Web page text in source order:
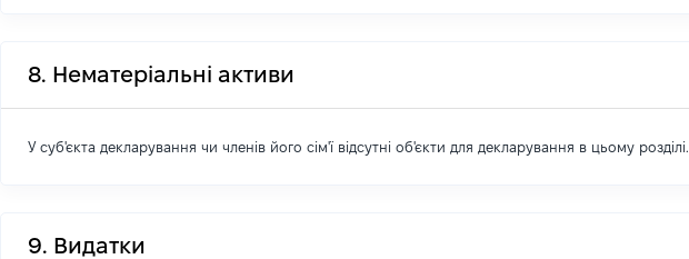
8. Нематеріальні активи
У суб'єкта декларування чи членів його сім'ї відсутні об'єкти для декларування в цьому розділі.
9. Видатки